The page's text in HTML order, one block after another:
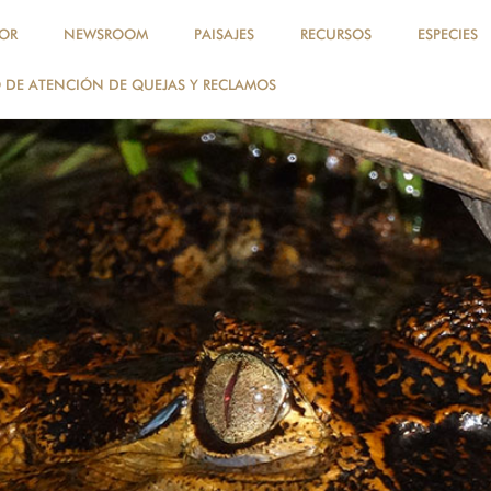
NEWSROOM PAISAJES RECURSOS ESPECIES
ATENCIÓN DE QUEJAS Y RECLAMOS